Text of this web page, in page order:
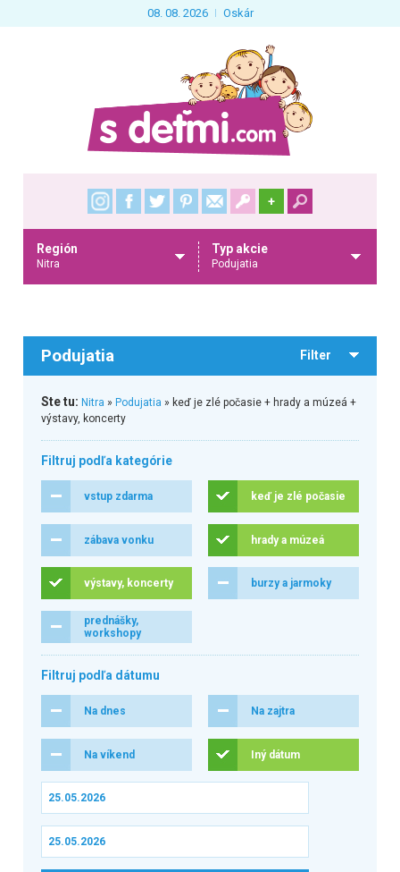
08. 08. 2026 Oskár
+
Región
Nitra
Typ akcie
Podujatia
Podujatia Filter
Ste tu: Nitra » Podujatia » keď je zlé počasie + hrady a múzeá +
výstavy, koncerty
Filtruj podľa kategórie
vstup zdarma keď je zlé počasie
zábava vonku hrady a múzeá
výstavy, koncerty burzy a jarmoky
prednášky,
workshopy
Filtruj podľa dátumu
Na dnes Na zajtra
Na víkend Iný dátum